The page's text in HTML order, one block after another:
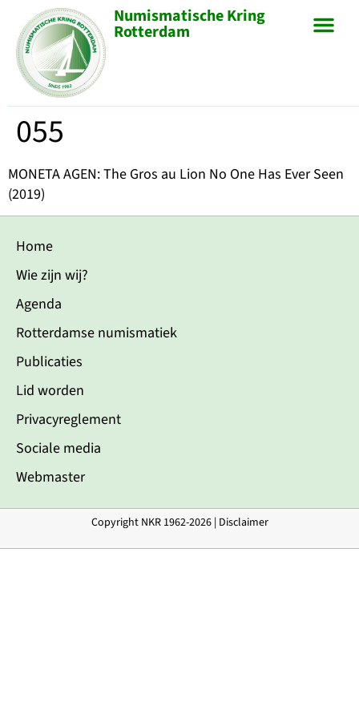
Numismatische Kring
Rotterdam
055
MONETA AGEN: The Gros au Lion No One Has Ever Seen
(2019)
Home
Wie zijn wij?
Agenda
Rotterdamse numismatiek
Publicaties
Lid worden
Privacyreglement
Sociale media
Webmaster
Copyright NKR 1962-2026 | Disclaimer